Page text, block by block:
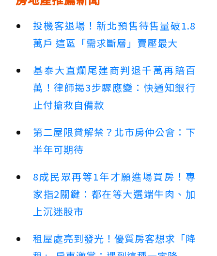
投機客退場！新北預售待售量破1.8
萬戶 這區「需求斷層」賣壓最大
基泰大直爛尾建商判退千萬再賠百
萬！律師揭3步驟應變：快通知銀行
止付搶救自備款
第二屋限貸解禁？北市房仲公會：下
半年可期待
8成民眾再等1年才願進場買房！專
家指2關鍵：都在等大選端牛肉、加
上沉迷股市
租屋處亮到發光！優質房客想求「降